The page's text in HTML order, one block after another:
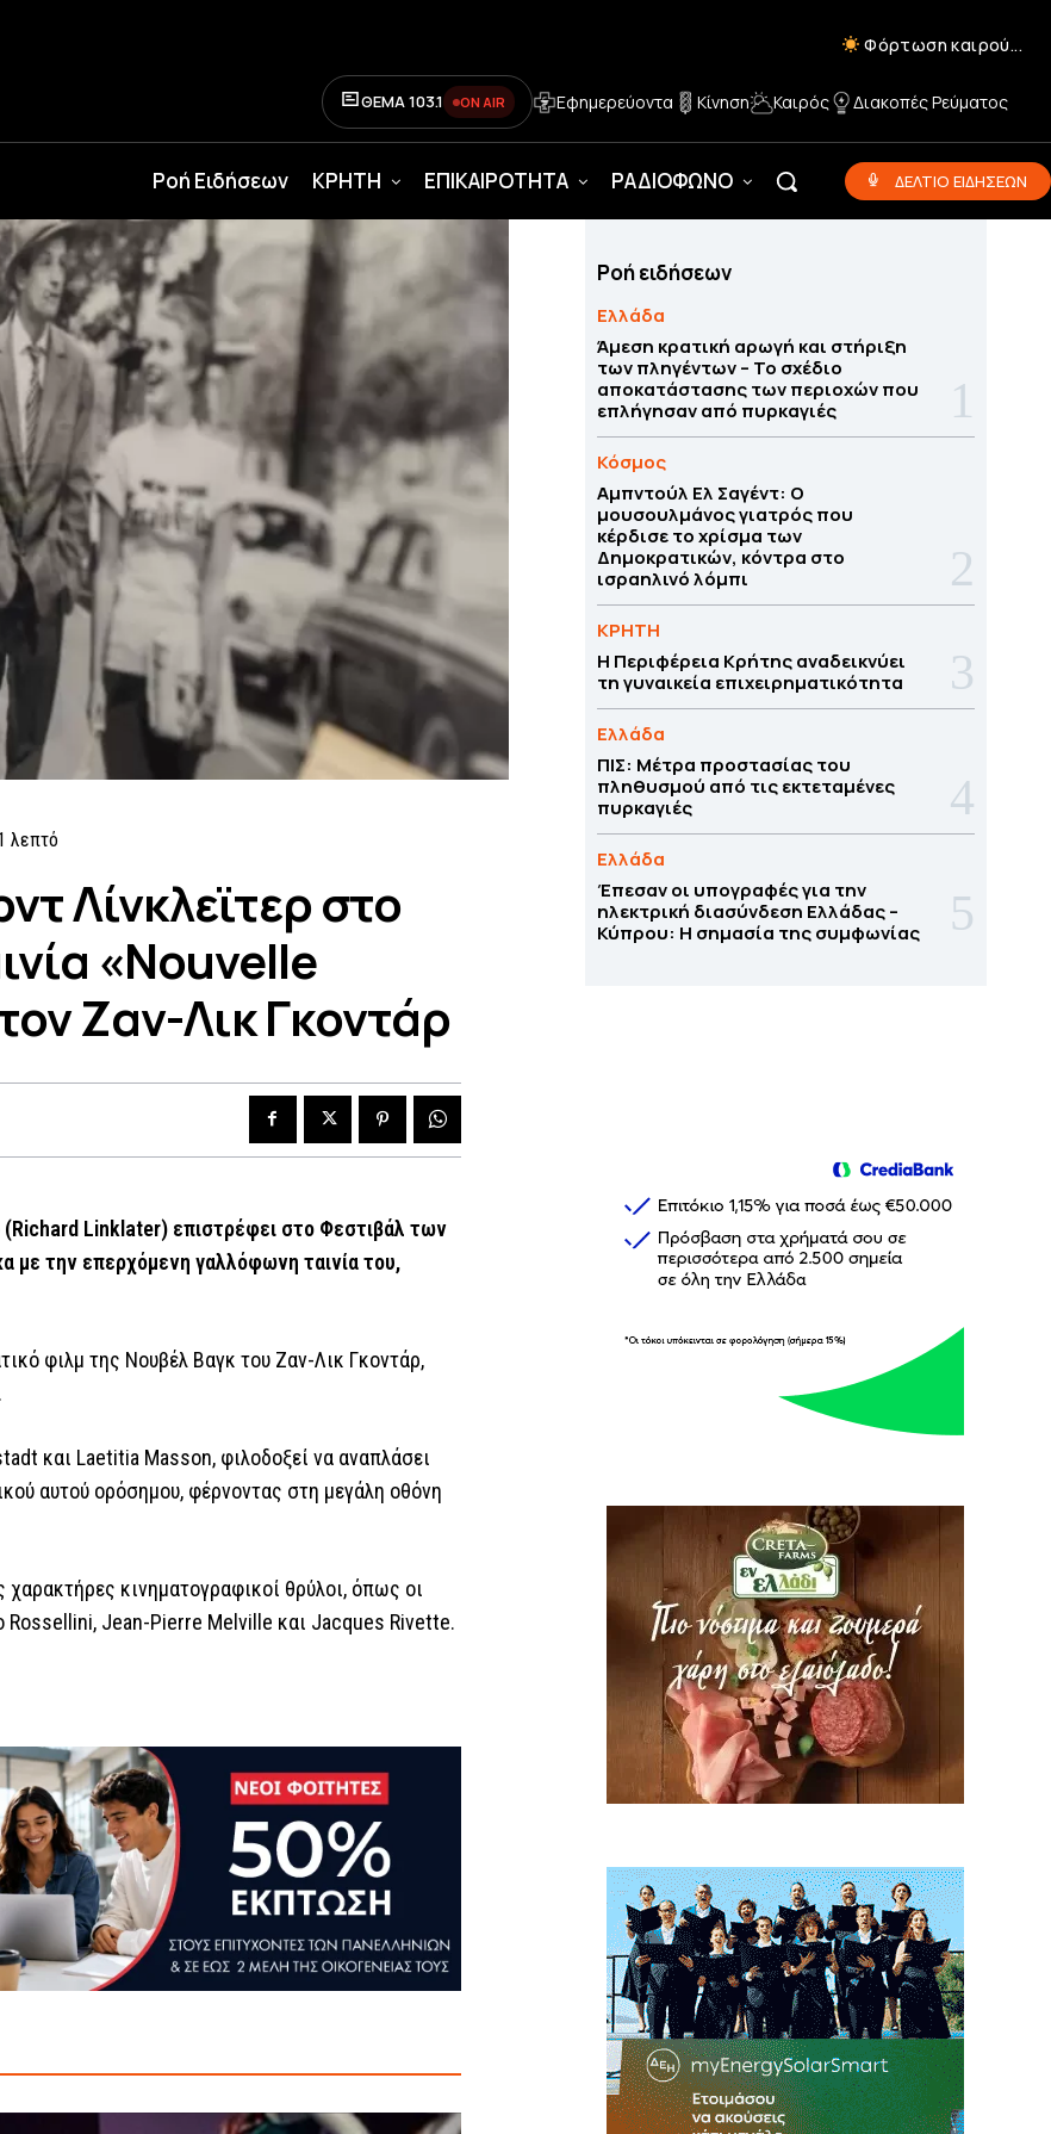
Φόρτωση καιρού...
ΘΕΜΑ 103.1 ON AIR Εφημερεύοντα Κίνηση Καιρός Διακοπές Ρεύματος
Ροή Ειδήσεων ΚΡΗΤΗ ΕΠΙΚΑΙΡΟΤΗΤΑ ΡΑΔΙΟΦΩΝΟ ΔΕΛΤΙΟ ΕΙΔΗΣΕΩΝ
λεπτό
Λίνκλεϊτερ στο
«Nouvelle
Ζαν-Λικ Γκοντάρ
Linklater) επιστρέφει στο Φεστιβάλ των
με την επερχόμενη γαλλόφωνη ταινία του,
φιλμ της Νουβέλ Βαγκ του Ζαν-Λικ Γκοντάρ,
και Laetitia Masson, φιλοδοξεί να αναπλάσει
αυτού ορόσημου, φέρνοντας στη μεγάλη οθόνη
κινηματογραφικοί θρύλοι, όπως οι
Jean-Pierre Melville και Jacques Rivette.
Ροή ειδήσεων
Ελλάδα
Άμεση κρατική αρωγή και στήριξη
των πληγέντων – Το σχέδιο
αποκατάστασης των περιοχών που
επλήγησαν από πυρκαγιές
Κόσμος
Αμπντούλ Ελ Σαγέντ: Ο
μουσουλμάνος γιατρός που
κέρδισε το χρίσμα των
Δημοκρατικών, κόντρα στο
ισραηλινό λόμπι
ΚΡΗΤΗ
Η Περιφέρεια Κρήτης αναδεικνύει
τη γυναικεία επιχειρηματικότητα
Ελλάδα
ΠΙΣ: Μέτρα προστασίας του
πληθυσμού από τις εκτεταμένες
πυρκαγιές
Ελλάδα
Έπεσαν οι υπογραφές για την
ηλεκτρική διασύνδεση Ελλάδας –
Κύπρου: H σημασία της συμφωνίας